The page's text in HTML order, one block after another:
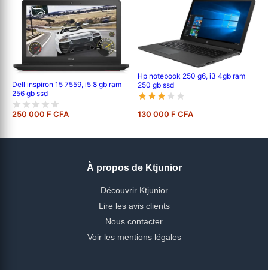
Dell inspiron 15 7559, i5 8 gb ram
256 gb ssd
250 000 F CFA
Hp notebook 250 g6, i3 4gb ram
250 gb ssd
130 000 F CFA
À propos de Ktjunior
Découvrir Ktjunior
Lire les avis clients
Nous contacter
Voir les mentions légales